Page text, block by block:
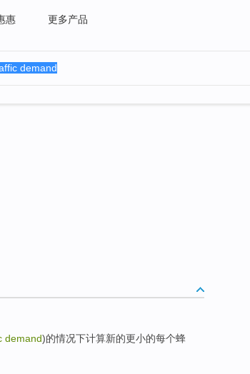
惠 更多产品
demand)的情况下计算新的更小的每个蜂